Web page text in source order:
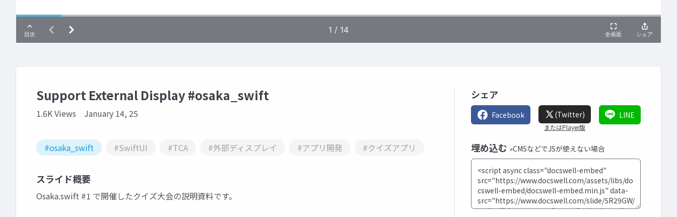
Support External Display #osaka_swift
1.6K Views January 14, 25
#osaka_swift #SwiftUI #TCA #外部ディスプレイ #アプリ開発 #クイズアプリ
スライド概要
Osaka.swift #1 で開催したクイズ大会の説明資料です。
シェア
Facebook (Twitter)
またはPlayer版
LINE
埋め込む »CMSなどでJSが使えない場合